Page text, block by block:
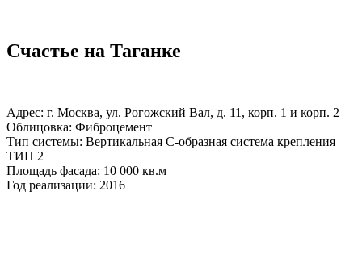
Счастье на Таганке
Адрес: г. Москва, ул. Рогожский Вал, д. 11, корп. 1 и корп. 2
Облицовка: Фиброцемент
Тип системы: Вертикальная С-образная система крепления
ТИП 2
Площадь фасада: 10 000 кв.м
Год реализации: 2016